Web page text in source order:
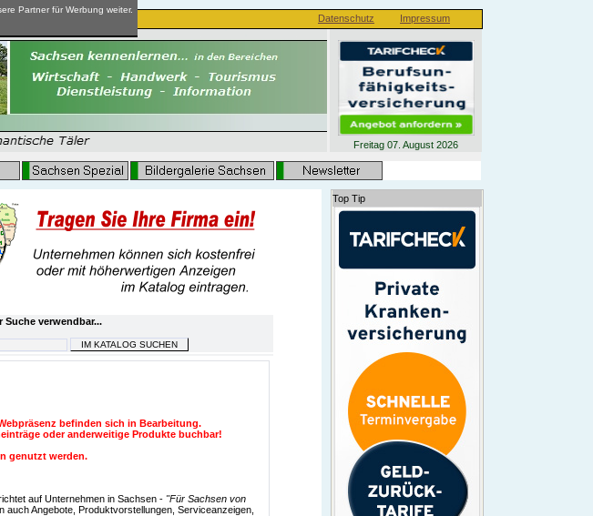
Partner für Werbung weiter.
Impressum
Datenschutz
Freitag 07. August 2026
Top Tip
Suche verwendbar...
befinden sich in Bearbeitung.
oder anderweitige Produkte buchbar!
genutzt werden.
auf Unternehmen in Sachsen - "Für Sachsen von
Angebote, Produktvorstellungen, Serviceanzeigen,